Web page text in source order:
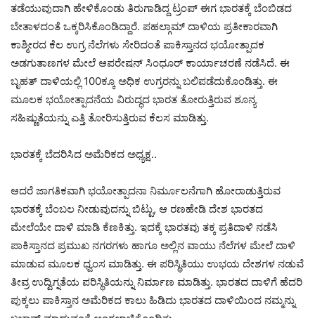
ತಡೆಯುವುದಾಗಿ ಹೇಳಿಕೊಂಡು ತಿರುಗಾಡಿದ್ದ ಟ್ರಂಪ್‌ ಈಗ ಭಾರತಕ್ಕೆ ಬೆಂಬಿಡದ
ಬೇತಾಳದಂತೆ ಒಕ್ಕರಿಸಿಕೊಂಡಿದ್ದಾರೆ. ಪಹಲ್ಗಾಮ್‌ ದಾಳಿಯ ಪ್ರತೀಕಾರವಾಗಿ
ಕಾಶ್ಮೀರದ ಕೆಲ ಉಗ್ರ ನೆಲೆಗಳು ಸೇರಿದಂತೆ ಪಾಕಿಸ್ತಾನದ ಭಯೋತ್ಪಾದಕ
ಅಡಗುತಾಣಗಳ ಮೇಲೆ ಆಪರೇಷನ್‌ ಸಿಂಧೂರ್‌ ಕಾರ್ಯಾಚರಣೆ ನಡೆಸಿದೆ. ಈ
ಬೃಹತ್‌ ದಾಳಿಯಲ್ಲಿ 100ಕ್ಕೂ ಅಧಿಕ ಉಗ್ರರನ್ನು ಬಲಿಪಡೆದುಕೊಂಡಿತ್ತು. ಈ
ಮೂಲಕ ಭಯೋತ್ಪಾದನೆಯ ವಿರುದ್ಧದ ಭಾರತ ತೋರುತ್ತಿರುವ ಶೂನ್ಯ
ಸಹಿಷ್ಣುತೆಯನ್ನು ಎತ್ತಿ ತೋರಿಸುತ್ತಿರುವ ಕೆಲಸ ಮಾಡಿತ್ತು.
ಭಾರತಕ್ಕೆ ಬೆದರಿಸಿದ ಅಮೆರಿಕದ ಅಧ್ಯಕ್ಷ..
ಆದರೆ ಜಾಗತಿಕವಾಗಿ ಭಯೋತ್ಪಾದನಾ ನಿರ್ಮೂಲನೆಗಾಗಿ ಹೋರಾಡುತ್ತಿರುವ
ಭಾರತಕ್ಕೆ ಬೆಂಬಲ ನೀಡುವುದನ್ನು ಬಿಟ್ಟು, ಆ ರಣಹೇಡಿ ದೇಶ ಭಾರತದ
ಮೇಲೆಯೇ ದಾಳಿ ಮಾಡಿ ಕೆಣಕಿತ್ತು. ಇದಕ್ಕೆ ಭಾರತವು ತಕ್ಕ ಪ್ರತಿದಾಳಿ ನಡೆಸಿ
ಪಾಕಿಸ್ತಾನದ ಪ್ರಮುಖ ನಗರಗಳು ಹಾಗೂ ಅಲ್ಲಿನ ವಾಯು ನೆಲೆಗಳ ಮೇಲೆ ದಾಳಿ
ಮಾಡುವ ಮೂಲಕ ಧ್ವಂಸ ಮಾಡಿತ್ತು. ಈ ಪರಿಸ್ಥಿತಿಯು ಉಭಯ ದೇಶಗಳ ನಡುವೆ
ತೀವ್ರ ಉದ್ವಿಗ್ನತೆಯ ಪರಿಸ್ಥಿತಿಯನ್ನು ನಿರ್ಮಾಣ ಮಾಡಿತ್ತು. ಭಾರತದ ದಾಳಿಗೆ ಹೆದರಿ
ಪುಕ್ಕಲು ಪಾಕಿಸ್ತಾನ ಅಮೆರಿಕದ ಕಾಲು ಹಿಡಿದು ಭಾರತದ ದಾಳಿಯಿಂದ ನಮ್ಮನ್ನು